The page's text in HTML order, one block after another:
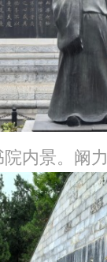
院内景。阚